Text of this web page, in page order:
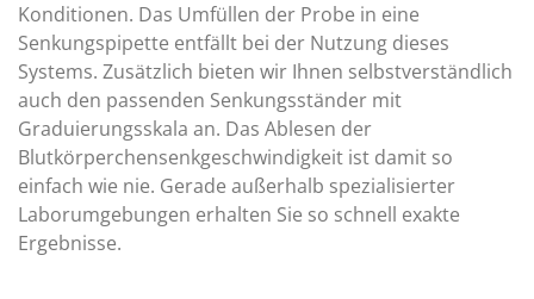
Konditionen. Das Umfüllen der Probe in eine
Senkungspipette entfällt bei der Nutzung dieses
Systems. Zusätzlich bieten wir Ihnen selbstverständlich
auch den passenden Senkungsständer mit
Graduierungsskala an. Das Ablesen der
Blutkörperchensenkgeschwindigkeit ist damit so
einfach wie nie. Gerade außerhalb spezialisierter
Laborumgebungen erhalten Sie so schnell exakte
Ergebnisse.